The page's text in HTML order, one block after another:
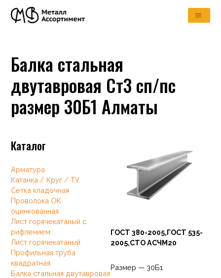
Балка стальная
двутавровая Ст3 сп/пс
размер 30Б1 Алматы
Каталог
Арматура
Катанка / Круг / ТУ
Сетка кладочная
Проволока ОК
оцинкованная
Лист горячекатаный с
рифлением
Лист горячекатаный
Профильная труба
квадратная
Балка стальная двутавровая
ГОСТ 380-2005,ГОСТ 535-
2005,СТО АСЧМ20
Размер — 30Б1